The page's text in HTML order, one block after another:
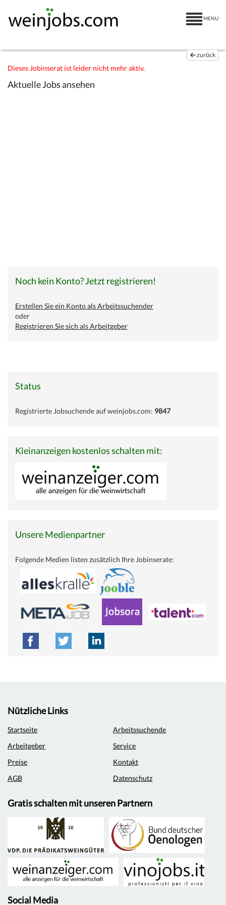
MENU
zurück
Dieses Jobinserat ist leider nicht mehr aktiv.
Aktuelle Jobs ansehen
Noch kein Konto? Jetzt registrieren!
Erstellen Sie ein Konto als Arbeitssuchender
oder
Registrieren Sie sich als Arbeitgeber
Status
Registrierte Jobsuchende auf weinjobs.com: 9847
Kleinanzeigen kostenlos schalten mit:
Unsere Medienpartner
Folgende Medien listen zusätzlich Ihre Jobinserate:
Nützliche Links
Startseite
Arbeitssuchende
Arbeitgeber
Service
Preise
Kontakt
AGB
Datenschutz
Gratis schalten mit unseren Partnern
Social Media